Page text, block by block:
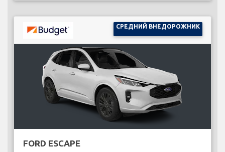
СРЕДНИЙ ВНЕДОРОЖНИК
FORD ESCAPE